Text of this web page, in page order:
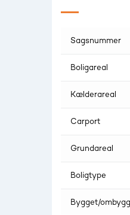
Sagsnummer
Boligareal
Kælderareal
Carport
Grundareal
Boligtype
Bygget/